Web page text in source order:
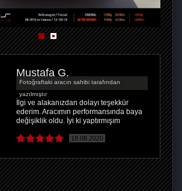
Mustafa G.
Fotoğraftaki aracın sahibi tarafından
yazılmıştır
İlgi ve alakanızdan dolayı teşekkür
ederim. Aracımın performansında baya
değişiklik oldu. İyi ki yaptırmışım
18.08.2020